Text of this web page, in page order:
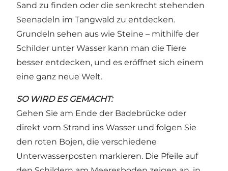
Sand zu finden oder die senkrecht stehenden
Seenadeln im Tangwald zu entdecken.
Grundeln sehen aus wie Steine – mithilfe der
Schilder unter Wasser kann man die Tiere
besser entdecken, und es eröffnet sich einem
eine ganz neue Welt.
SO WIRD ES GEMACHT:
Gehen Sie am Ende der Badebrücke oder
direkt vom Strand ins Wasser und folgen Sie
den roten Bojen, die verschiedene
Unterwasserposten markieren. Die Pfeile auf